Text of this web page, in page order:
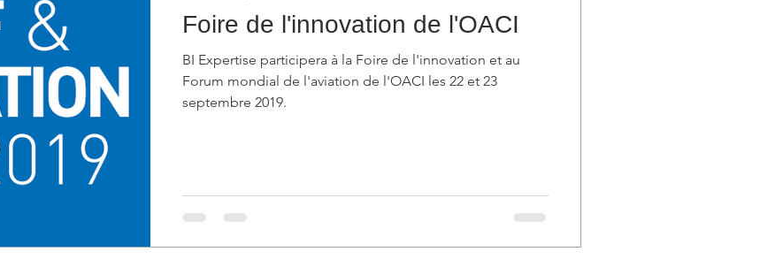
Foire de l'innovation de l'OACI
BI Expertise participera à la Foire de l'innovation et au
Forum mondial de l'aviation de l'OACI les 22 et 23
septembre 2019.